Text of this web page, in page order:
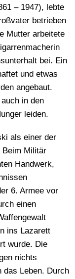
– 1947), lebte
betrieben
Mutter arbeitete
bei. Ein
und etwas
angebaut.
in den
leiden.
als einer der
Beim Militär
Handwerk,
6. Armee vor
einen
ins Lazarett
wurde. Die
nichts
das Leben. Durch